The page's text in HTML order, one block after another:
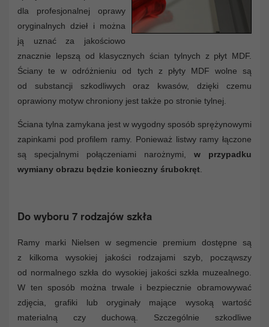
dla profesjonalnej oprawy
oryginalnych dzieł i można
ją uznać za jakościowo
znacznie lepszą od klasycznych ścian tylnych z płyt MDF.
Ściany te w odróżnieniu od tych z płyty MDF wolne są
od substancji szkodliwych oraz kwasów, dzięki czemu
oprawiony motyw chroniony jest także po stronie tylnej.
Ściana tylna zamykana jest w wygodny sposób sprężynowymi
zapinkami pod profilem ramy. Ponieważ listwy ramy łączone
są specjalnymi połączeniami narożnymi, w przypadku
wymiany obrazu będzie konieczny śrubokręt
Do wyboru 7 rodzajów szkła
Ramy marki Nielsen w segmencie premium dostępne są
z kilkoma wysokiej jakości rodzajami szyb, począwszy
od normalnego szkła do wysokiej jakości szkła muzealnego.
W ten sposób można trwale i bezpiecznie obramowywać
zdjęcia, grafiki lub oryginały mające wysoką wartość
materialną czy duchową. Szczególnie szkodliwe